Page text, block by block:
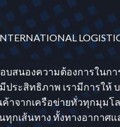
บสนองความต้องการในก
ประสิทธิภาพ เรามีการให้
ค้าจากเครือข่ายทั่วทุกมุมโ
ทุกเส้นทาง ทั้งทางอากาศแ